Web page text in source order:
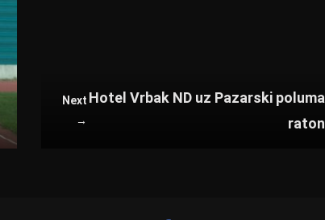
Next
→
Hotel Vrbak ND uz Pazarski poluma
raton